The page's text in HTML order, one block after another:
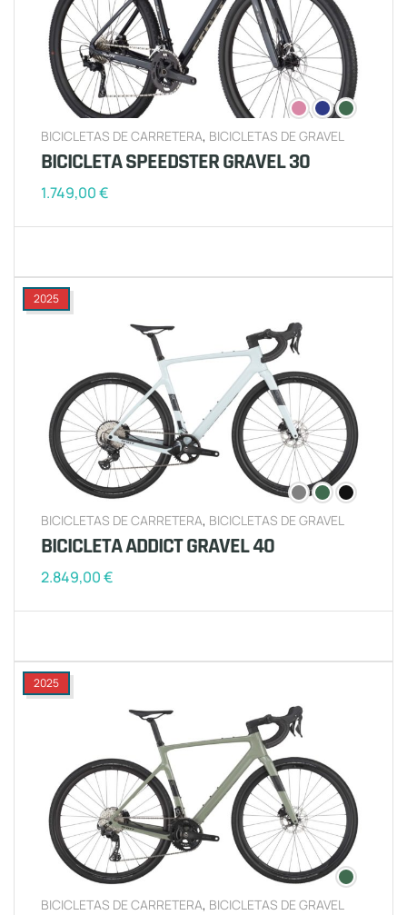
BICICLETAS DE CARRETERA, BICICLETAS DE GRAVEL
BICICLETA SPEEDSTER GRAVEL 30
1.749,00€
2025
BICICLETAS DE CARRETERA, BICICLETAS DE GRAVEL
BICICLETA ADDICT GRAVEL 40
2.849,00€
2025
BICICLETAS DE CARRETERA, BICICLETAS DE GRAVEL